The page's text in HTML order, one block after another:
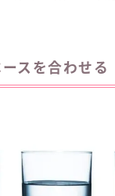
スを合わせる